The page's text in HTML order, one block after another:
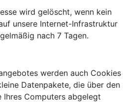
wird gelöscht, wenn kein
unsere Internet-Infrastruktur
nach 7 Tagen.
werden auch Cookies
Datenpakete, die über den
Computers abgelegt